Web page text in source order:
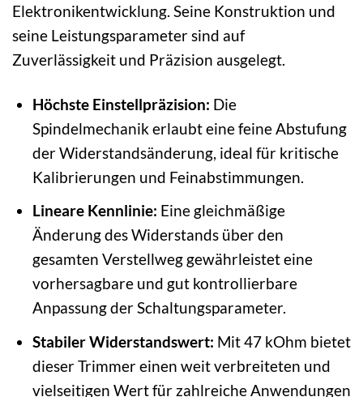
Elektronikentwicklung. Seine Konstruktion und
seine Leistungsparameter sind auf
Zuverlässigkeit und Präzision ausgelegt.
Höchste Einstellpräzision: Die
Spindelmechanik erlaubt eine feine Abstufung
der Widerstandsänderung, ideal für kritische
Kalibrierungen und Feinabstimmungen.
Lineare Kennlinie: Eine gleichmäßige
Änderung des Widerstands über den
gesamten Verstellweg gewährleistet eine
vorhersagbare und gut kontrollierbare
Anpassung der Schaltungsparameter.
Stabiler Widerstandswert: Mit 47 kOhm bietet
dieser Trimmer einen weit verbreiteten und
vielseitigen Wert für zahlreiche Anwendungen